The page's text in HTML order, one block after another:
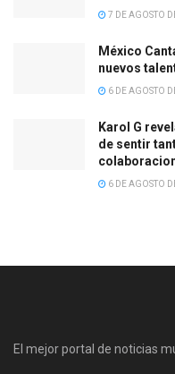
7 DE AGOSTO
México
nuevos
6 DE AGOSTO
Karol G
de sentir
6 DE AGOSTO
El mejor portal de noticias